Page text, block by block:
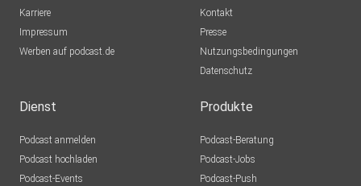
Karriere
Impressum
Werben auf podcast.de
Kontakt
Presse
Nutzungsbedingungen
Datenschutz
Dienst
Podcast anmelden
Podcast hochladen
Podcast-Events
Produkte
Podcast-Beratung
Podcast-Jobs
Podcast-Push